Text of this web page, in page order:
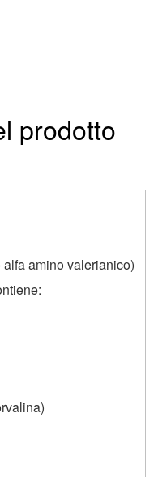
prodotto
amino valerianico)